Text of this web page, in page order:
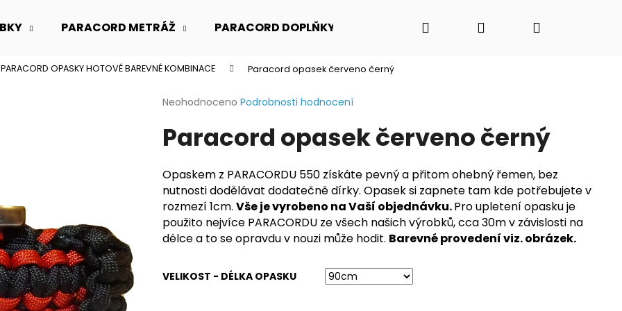
PARACORD METRÁŽ PARACORD DOPLŇKY O NÁS - PŘÍBĚH PADAKOVKA.CZ
Hledat PřihlášeníNákupní
PARACORD OPASKY HOTOVÉ BAREVNÉ KOMBINACE Paracord opasek červeno černý
Průměrné
produktu
je
z
5
hvězdiček.
Neohodnoceno Podrobnosti hodnocení
Paracord opasek červeno černý
Opaskem z PARACORDU 550 získáte pevný a přitom ohebný řemen, bez
nutnosti dodělávat dodatečně dírky. Opasek si zapnete tam kde potřebujete v
rozmezí 1cm. Vše je vyrobeno na Vaší objednávku.Pro upletení opasku je
použito nejvíce PARACORDU ze všech našich výrobků, cca 30m v závislosti na
délce a to se opravdu v nouzi může hodit. Barevné provedení viz. obrázek.
VELIKOST - DÉLKA OPASKU
Co potřebujete najít?
HLEDAT